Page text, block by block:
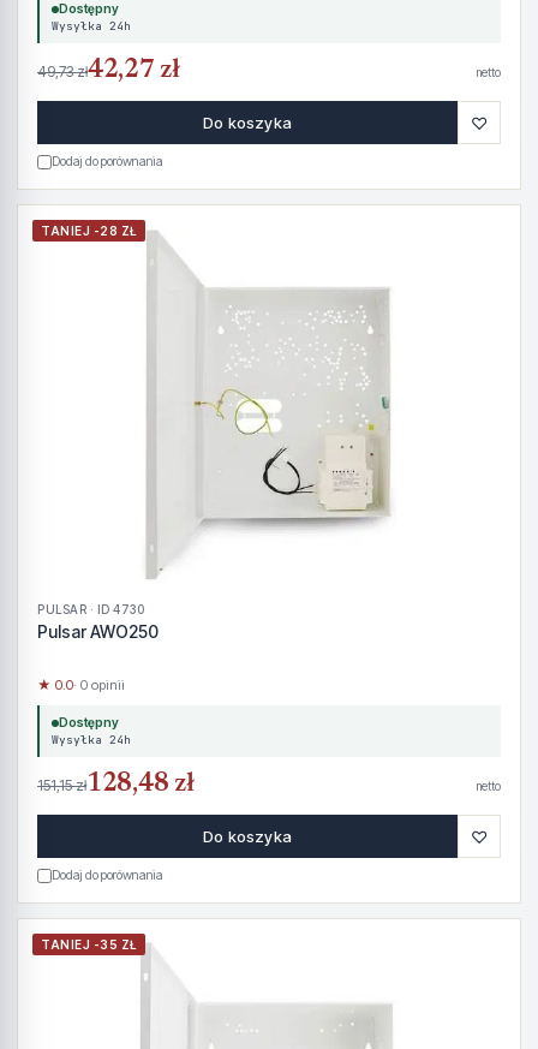
Dostępny
Wysyłka 24h
49,73 zł42,27 zł netto
Do koszyka ♡
Dodaj do porównania
TANIEJ -28 ZŁ
PULSAR · ID 4730
Pulsar AWO250
★ 0.0· 0 opinii
Dostępny
Wysyłka 24h
151,15 zł128,48 zł netto
Do koszyka ♡
Dodaj do porównania
TANIEJ -35 ZŁ